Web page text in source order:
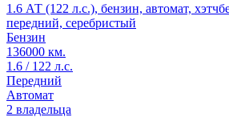
1.6 АТ (122 л.с.), бензин, автомат,
передний, серебристый
Бензин
136000 км.
1.6 / 122 л.с.
Передний
Автомат
2 владельца